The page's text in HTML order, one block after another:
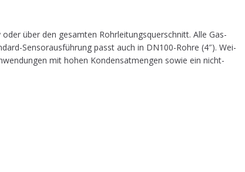
über den gesam­ten Rohr­lei­tungs­quer­schnitt. Alle Gas­
Sen­sor­aus­füh­rung passt auch in DN100-Roh­re (4″). Wei­
mit hohen Kon­dens­at­men­gen sowie ein nicht-